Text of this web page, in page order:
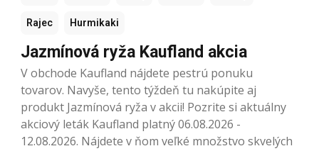
Rajec Hurmikaki
Jazmínová ryža Kaufland akcia
V obchode Kaufland nájdete pestrú ponuku
tovarov. Navyše, tento týždeň tu nakúpite aj
produkt Jazmínová ryža v akcii! Pozrite si aktuálny
akciový leták Kaufland platný 06.08.2026 -
12.08.2026. Nájdete v ňom veľké množstvo skvelých